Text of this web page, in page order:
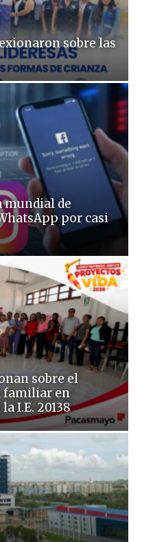
sobre las
mundial de
por casi
sobre el
familiar en
I.E. 20138